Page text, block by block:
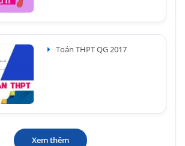
Toán THPT QG 2017
Xem thêm